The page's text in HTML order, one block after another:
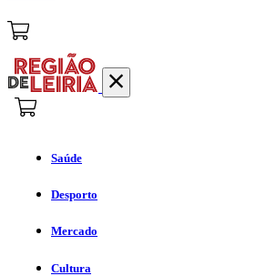
Saúde
Desporto
Mercado
Cultura